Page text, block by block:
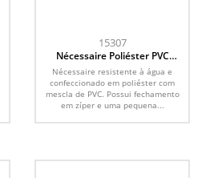
15307
Nécessaire Poliéster PVC
Mescla
Nécessaire resistente à água e
confeccionado em poliéster com
mescla de PVC. Possui fechamento
em zíper e uma pequena...